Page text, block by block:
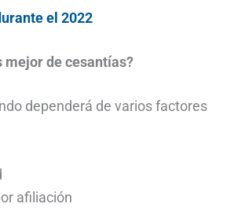
el 2022
mejor de cesantías?
dependerá de varios factores
afiliación